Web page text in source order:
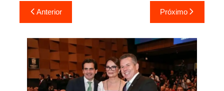
Navegação
de
Post
Anterior Próximo